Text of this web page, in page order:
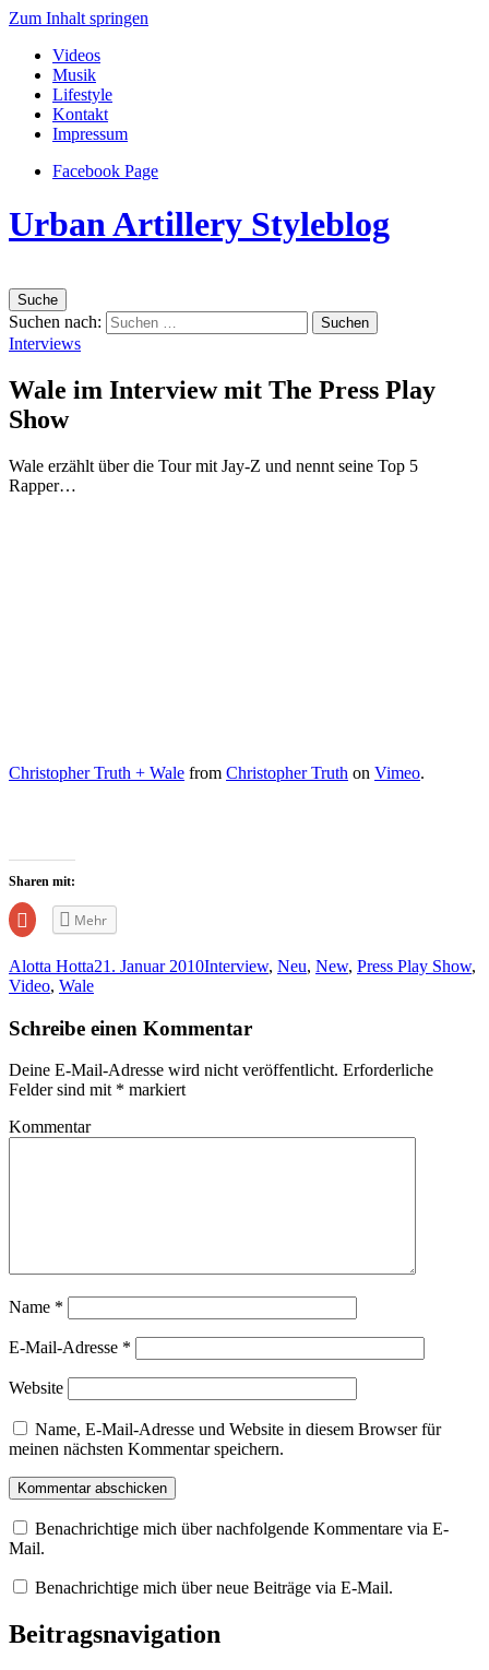
Zum Inhalt springen
Videos
Musik
Lifestyle
Kontakt
Impressum
Facebook Page
Urban Artillery Styleblog
Suche
Suchen nach:
Interviews
Wale im Interview mit The Press Play
Show
Wale erzählt über die Tour mit Jay-Z und nennt seine Top 5
Rapper…
Christopher Truth + Wale from Christopher Truth on Vimeo.
Sharen mit:
Zum
Teilen
anklicken
(Wird
in
Fenster
geöffnet)
Mehr
Alotta Hotta21. Januar 2010Interview, Neu, New, Press Play Show,
Video, Wale
Schreibe einen Kommentar
Deine E-Mail-Adresse wird nicht veröffentlicht. Erforderliche
Felder sind mit * markiert
Kommentar
Name *
E-Mail-Adresse *
Website
Name, E-Mail-Adresse und Website in diesem Browser für
meinen nächsten Kommentar speichern.
Benachrichtige mich über nachfolgende Kommentare via E-
Mail.
Benachrichtige mich über neue Beiträge via E-Mail.
Beitragsnavigation